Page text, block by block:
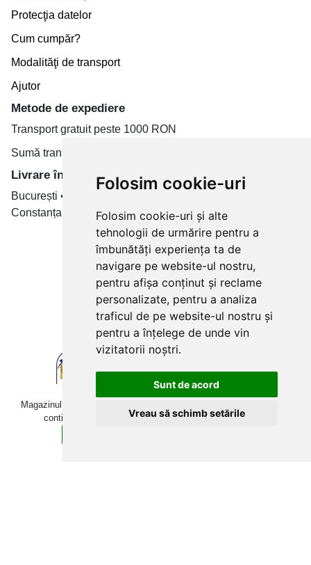
Folosim cookie-uri
Folosim cookie-uri și alte
tehnologii de urmărire pentru a
îmbunătăți experiența ta de
navigare pe website-ul nostru,
pentru afișa conținut și reclame
personalizate, pentru a analiza
traficul de pe website-ul nostru și
pentru a înțelege de unde vin
vizitatorii noștri.
Sunt de acord
Vreau să schimb setările
Magazinul online betoniera-roaba.ro folosește cookies. Navigând în
continuare, îți exprimi acordul pentru folosirea acestora.
Protecţia datelor
Cum cumpăr?
Modalităţi de transport
Ajutor
Metode de expediere
Transport gratuit peste 1000 RON
Sumă transport de la 19.99 RON
Livrare în toate țară
București • Cluj-Napoca • Brașov • Timișoara • Iași •
Constanța • Craiova
Plăți cu card bancar prin